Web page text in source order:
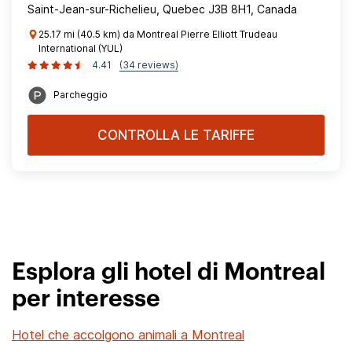
Saint-Jean-sur-Richelieu, Quebec J3B 8H1, Canada
25.17 mi (40.5 km) da Montreal Pierre Elliott Trudeau
International (YUL)
4.41
(34 reviews)
Parcheggio
CONTROLLA LE TARIFFE
Esplora gli hotel di Montreal
per interesse
Hotel che accolgono animali a Montreal